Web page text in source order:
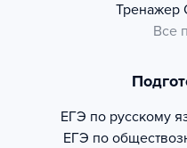
Тренажер
Все
ЕГЭ по русскому
ЕГЭ по